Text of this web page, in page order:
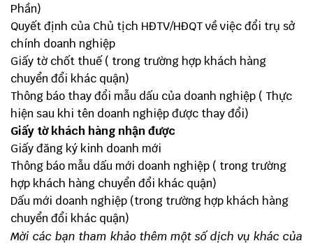
Phần)
Quyết định của Chủ tịch HĐTV/HĐQT về việc đổi trụ sở
chính doanh nghiệp
Giấy tờ chốt thuế ( trong trường hợp khách hàng
chuyển đổi khác quận)
Thông báo thay đổi mẫu dấu của doanh nghiệp ( Thực
hiện sau khi tên doanh nghiệp được thay đổi)
Giấy tờ khách hàng nhận được
Giấy đăng ký kinh doanh mới
Thông báo mẫu dấu mới doanh nghiệp ( trong trường
hợp khách hàng chuyển đổi khác quận)
Dấu mới doanh nghiệp (trong trường hợp khách hàng
chuyển đổi khác quận)
Mời các bạn tham khảo thêm một số dịch vụ khác của